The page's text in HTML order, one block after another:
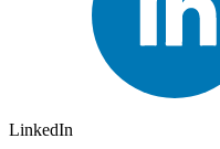
LinkedIn